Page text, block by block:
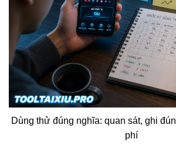
Dùng thử đúng nghĩa: quan sát, ghi
phí